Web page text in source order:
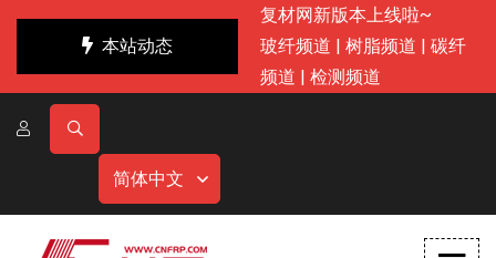
本站动态
复材网新版本上线啦~
玻纤频道 | 树脂频道 | 碳纤
频道 | 检测频道
简体中文